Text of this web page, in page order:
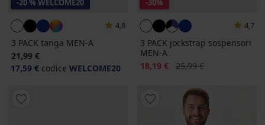
-20 % WELCOME20
4,8
3 PACK tanga MEN-A
21,99 €
17,59 € codice WELCOME20
-30%
4,7
3 PACK jockstrap sospensori
MEN-A
Sconto
18,19 € Prezzo originale
25,99 €